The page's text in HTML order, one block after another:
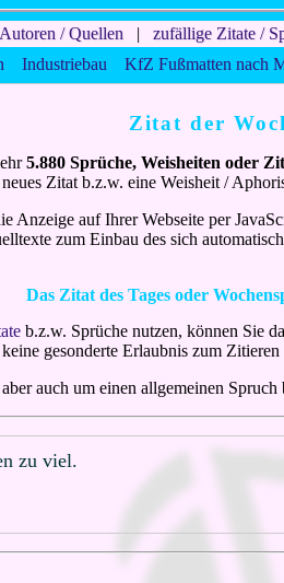
Autoren / Quellen | zufällige Zitate /
Industriebau KfZ Fußmatten nach
Zitat der
5.880 Sprüche, Weisheiten oder
Zitat b.z.w. eine Weisheit /
Anzeige auf Ihrer Webseite per
zum Einbau des sich
Das Zitat des Tages oder
b.z.w. Sprüche nutzen, können Sie
gesonderte Erlaubnis zum Zitieren
auch um einen allgemeinen
zu viel.